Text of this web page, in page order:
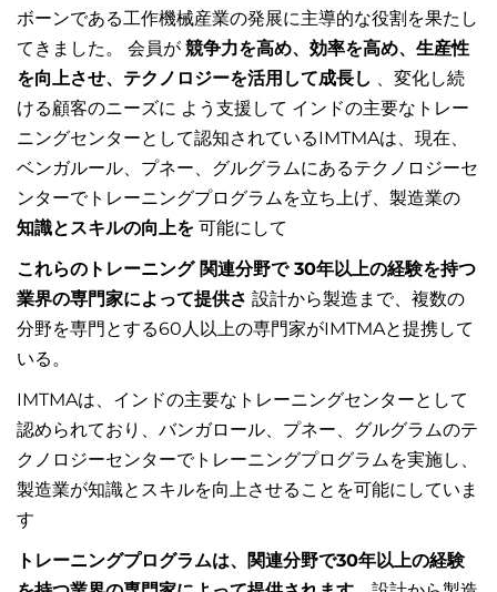
ボーンである工作機械産業の発展に主導的な役割を果たし
てきました。 会員が 競争力を高め、効率を高め、生産性
を向上させ、テクノロジーを活用して成長し
、変化し続
ける顧客のニーズに よう支援して インドの主要なトレー
ニングセンターとして認知されているIMTMAは、現在、
ベンガルール、プネー、グルグラムにあるテクノロジーセ
ンターでトレーニングプログラムを立ち上げ、製造業の
知識とスキルの向上を 可能にして
これらのトレーニング 関連分野で 30年以上の経験を持つ
業界の専門家によって提供さ 設計から製造まで、複数の
分野を専門とする60人以上の専門家がIMTMAと提携して
いる。
IMTMAは、インドの主要なトレーニングセンターとして
認められており、バンガロール、プネー、グルグラムのテ
クノロジーセンターでトレーニングプログラムを実施し、
製造業が知識とスキルを向上させることを可能にしていま
す
トレーニングプログラムは、関連分野で30年以上の経験